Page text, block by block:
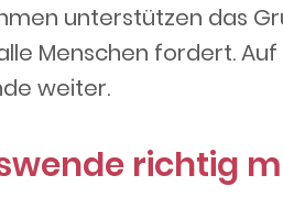
unterstützen das
Menschen fordert.
weiter.
richtig